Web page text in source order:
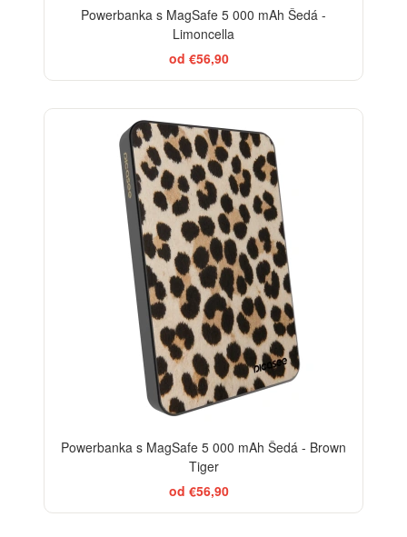
Powerbanka s MagSafe 5 000 mAh Šedá -
Limoncella
od €56,90
Powerbanka s MagSafe 5 000 mAh Šedá - Brown
Tiger
od €56,90